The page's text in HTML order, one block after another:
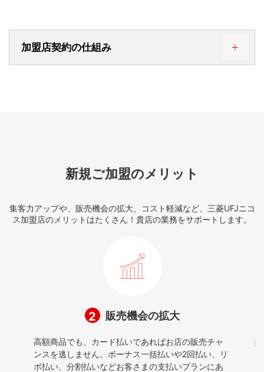
加盟店契約の仕組み
新規ご加盟のメリット
集客力アップや、販売機会の拡大、コスト軽減など、三菱UFJニコ
ス加盟店のメリットはたくさん！貴店の業務をサポートします。
2 販売機会の拡大
高額商品でも、カード払いであればお店の販売チャ
ンスを逃しません。ボーナス一括払いや2回払い、リ
ボ払い、分割払いなどお客さまの支払いプランにあ